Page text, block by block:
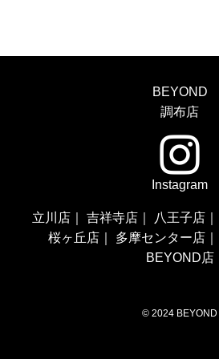
BEYOND
調布店
Instagram
立川店 吉祥寺店 八王子店
桜ヶ丘店
多摩センター店
BEYOND店
© 2024 BEYOND